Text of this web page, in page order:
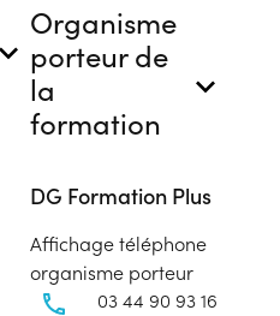
Organisme
porteur de
la
formation
DG Formation Plus
Affichage téléphone
organisme porteur
03 44 90 93 16